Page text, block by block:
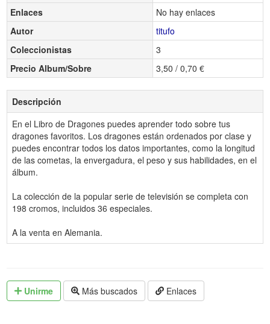
Enlaces
No hay enlaces
Autor
titufo
Coleccionistas
3
Precio Album/Sobre
3,50 / 0,70 €
Descripción
En el Libro de Dragones puedes aprender todo sobre tus
dragones favoritos. Los dragones están ordenados por clase y
puedes encontrar todos los datos importantes, como la longitud
de las cometas, la envergadura, el peso y sus habilidades, en el
álbum.
La colección de la popular serie de televisión se completa con
198 cromos, incluidos 36 especiales.
A la venta en Alemania.
Unirme Más buscados Enlaces